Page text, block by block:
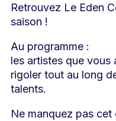
Retrouvez Le Eden
saison !
Au programme :
les artistes que
rigoler tout au long
talents.
Ne manquez pas cet